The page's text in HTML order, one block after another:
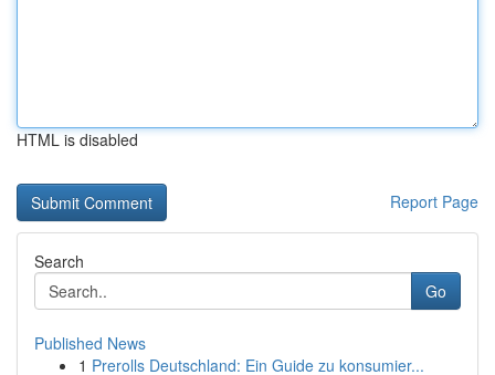
HTML is disabled
Report Page
Search
Go
Published News
1 Prerolls Deutschland: Ein Guide zu konsumier...